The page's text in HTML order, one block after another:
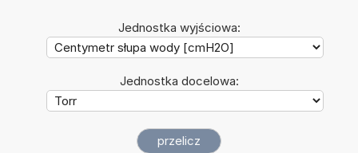
Jednostka wyjściowa:
Jednostka docelowa: